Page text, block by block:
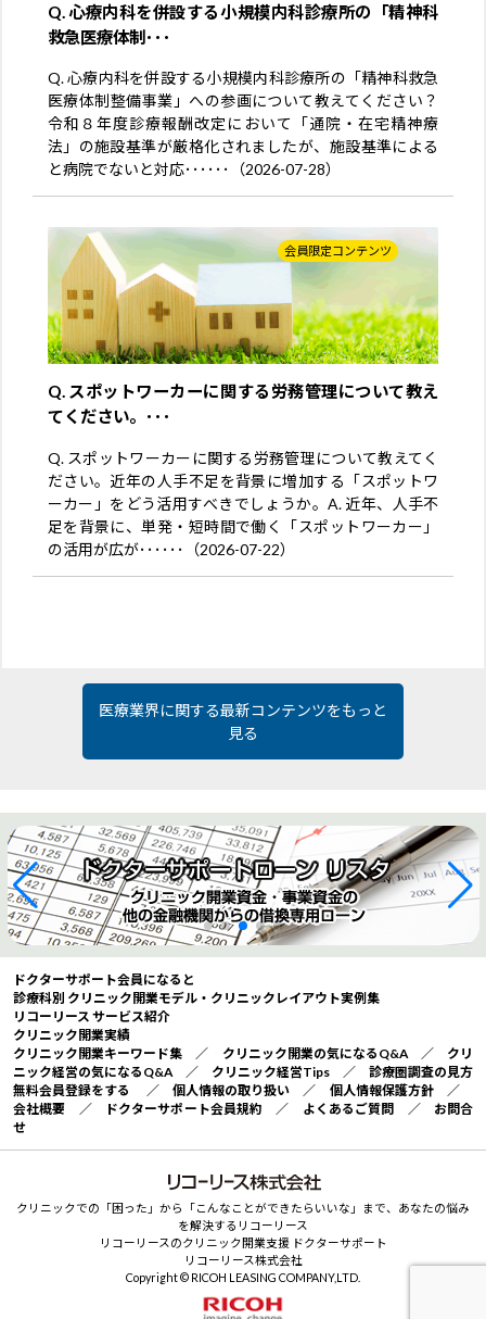
Q. 心療内科を併設する小規模内科診療所の「精神科
救急医療体制･･･
Q. 心療内科を併設する小規模内科診療所の「精神科救急
医療体制整備事業」への参画について教えてください？
令和８年度診療報酬改定において「通院・在宅精神療
法」の施設基準が厳格化されましたが、施設基準による
と病院でないと対応･･････（2026-07-28）
会員限定コンテンツ
Q. スポットワーカーに関する労務管理について教え
てください。･･･
Q. スポットワーカーに関する労務管理について教えてく
ださい。近年の人手不足を背景に増加する「スポットワ
ーカー」をどう活用すべきでしょうか。A. 近年、人手不
足を背景に、単発・短時間で働く「スポットワーカー」
の活用が広が･･････（2026-07-22）
医療業界に関する最新コンテンツをもっと
見る
ドクターサポート会員になると
診療科別 クリニック開業モデル・クリニックレイアウト実例集
リコーリース サービス紹介
クリニック開業実績
クリニック開業キーワード集 ／ クリニック開業の気になるQ&A／ クリ
ニック経営の気になるQ&A／ クリニック経営Tips／ 診療圏調査の見方
無料会員登録をする
／ 個人情報の取り扱い ／ 個人情報保護方針 ／
会社概要 ／ ドクターサポート会員規約 ／ よくあるご質問 ／ お問合
せ
クリニックでの「困った」から「こんなことができたらいいな」まで、あなたの悩み
を解決するリコーリース
リコーリースのクリニック開業支援 ドクターサポート
リコーリース株式会社
Copyright © RICOH LEASING COMPANY,LTD.